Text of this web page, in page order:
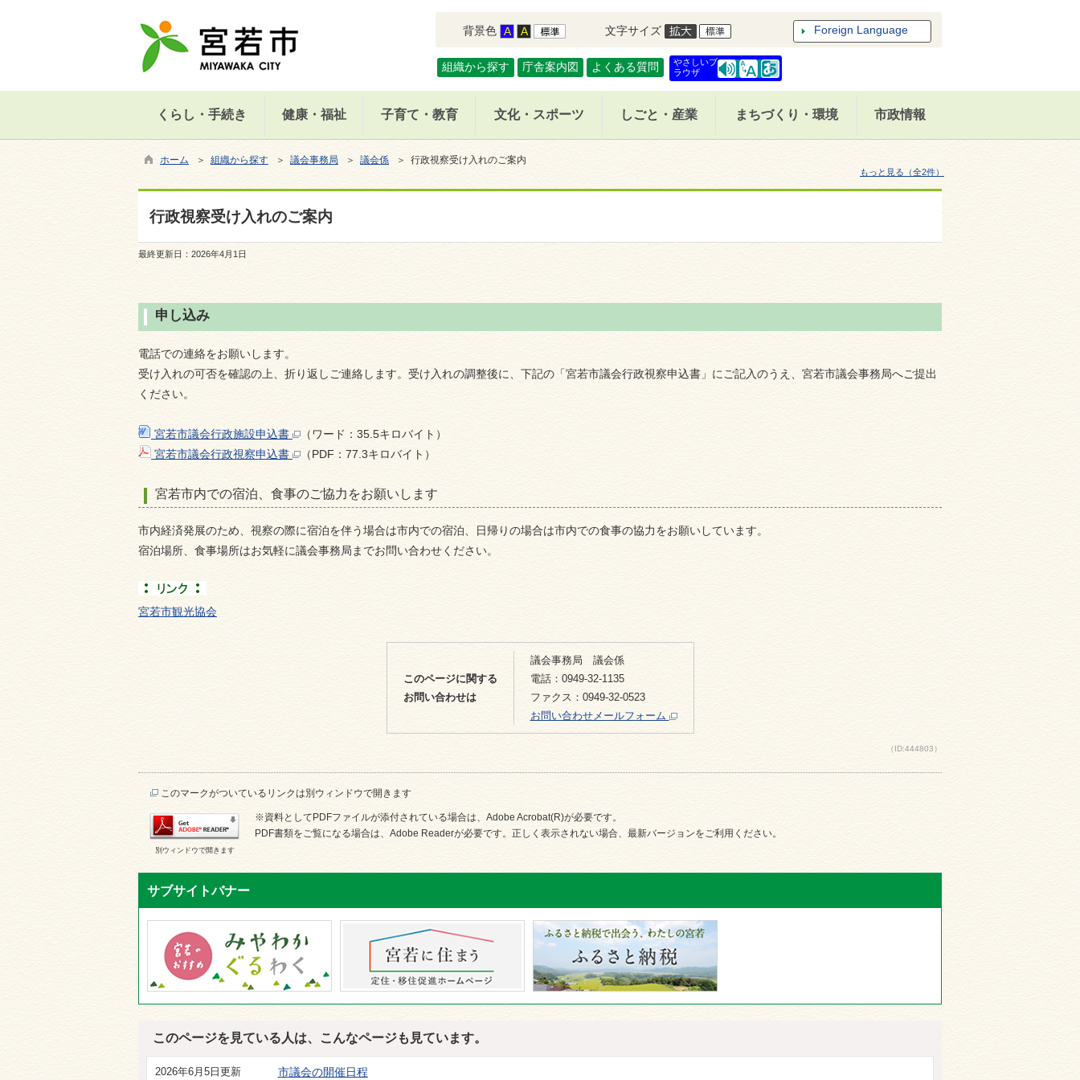
背景色 文字サイズ Foreign Language
組織から探す 庁舎案内図 よくある質問
やさしいブ
ラウザ
くらし・手続き 健康・福祉 子育て・教育 文化・スポーツ しごと・産業 まちづくり・環境 市政情報
ホーム ＞ 組織から探す ＞ 議会事務局 ＞ 議会係 ＞ 行政視察受け入れのご案内
もっと見る（全2件）
行政視察受け入れのご案内
最終更新日： 2026年4月1日
申し込み
電話での連絡をお願いします。
受け入れの可否を確認の上、折り返しご連絡します。受け入れの調整後に、下記の「宮若市議会行政視察申込書」にご記入のうえ、宮若市議会事務局へご提出
ください。
宮若市議会行政施設申込書
（ワード：35.5キロバイト）
宮若市議会行政視察申込書
（PDF：77.3キロバイト）
宮若市内での宿泊、食事のご協力をお願いします
市内経済発展のため、視察の際に宿泊を伴う場合は市内での宿泊、日帰りの場合は市内での食事の協力をお願いしています。
宿泊場所、食事場所はお気軽に議会事務局までお問い合わせください。
宮若市観光協会
このページに関する
お問い合わせは
議会事務局 議会係
電話：0949-32-1135
ファクス：0949-32-0523
お問い合わせメールフォーム
（ID:444803）
このマークがついているリンクは別ウィンドウで開きます
別ウィンドウで開きます
※資料としてPDFファイルが添付されている場合は、Adobe Acrobat(R)が必要です。
PDF書類をご覧になる場合は、Adobe Readerが必要です。正しく表示されない場合、最新バージョンをご利用ください。
サブサイトバナー
このページを見ている人は、こんなページも見ています。
2026年6月5日更新 市議会の開催日程